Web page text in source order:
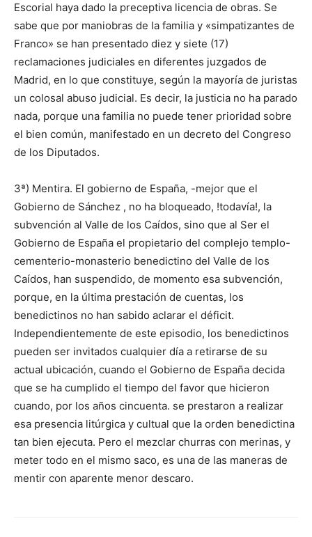
Escorial haya dado la preceptiva licencia de obras. Se
sabe que por maniobras de la familia y «simpatizantes de
Franco» se han presentado diez y siete (17)
reclamaciones judiciales en diferentes juzgados de
Madrid, en lo que constituye, según la mayoría de juristas
un colosal abuso judicial. Es decir, la justicia no ha parado
nada, porque una familia no puede tener prioridad sobre
el bien común, manifestado en un decreto del Congreso
de los Diputados.
3ª) Mentira. El gobierno de España, -mejor que el
Gobierno de Sánchez , no ha bloqueado, !todavía!, la
subvención al Valle de los Caídos, sino que al Ser el
Gobierno de España el propietario del complejo templo-
cementerio-monasterio benedictino del Valle de los
Caídos, han suspendido, de momento esa subvención,
porque, en la última prestación de cuentas, los
benedictinos no han sabido aclarar el déficit.
Independientemente de este episodio, los benedictinos
pueden ser invitados cualquier día a retirarse de su
actual ubicación, cuando el Gobierno de España decida
que se ha cumplido el tiempo del favor que hicieron
cuando, por los años cincuenta. se prestaron a realizar
esa presencia litúrgica y cultual que la orden benedictina
tan bien ejecuta. Pero el mezclar churras con merinas, y
meter todo en el mismo saco, es una de las maneras de
mentir con aparente menor descaro.